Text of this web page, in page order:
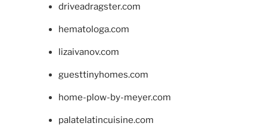
driveadragster.com
hematologa.com
lizaivanov.com
guesttinyhomes.com
home-plow-by-meyer.com
palatelatincuisine.com